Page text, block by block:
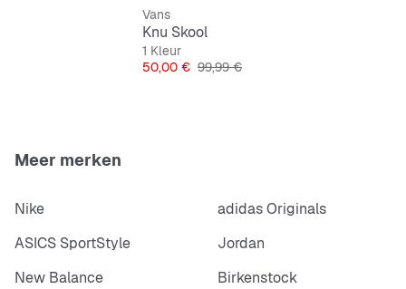
Vans
Knu Skool
1 Kleur
Prijs
50,00 € Originele Prijs
99,99 €
Meer merken
Nike
adidas Originals
ASICS SportStyle
Jordan
New Balance
Birkenstock